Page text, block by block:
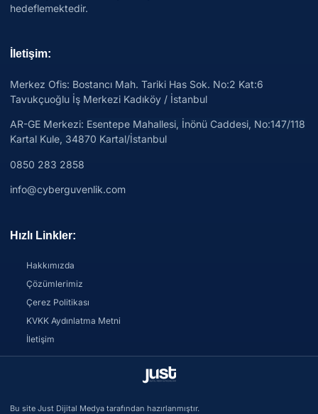
hedeflemektedir.
İletişim:
Merkez Ofis: Bostancı Mah. Tariki Has Sok. No:2 Kat:6
Tavukçuoğlu İş Merkezi Kadıköy / İstanbul
AR-GE Merkezi: Esentepe Mahallesi, İnönü Caddesi, No:147/118
Kartal Kule, 34870 Kartal/İstanbul
0850 283 2858
info@cyberguvenlik.com
Hızlı Linkler:
Hakkımızda
Çözümlerimiz
Çerez Politikası
KVKK Aydınlatma Metni
İletişim
Bu site Just Dijital Medya tarafından hazırlanmıştır.